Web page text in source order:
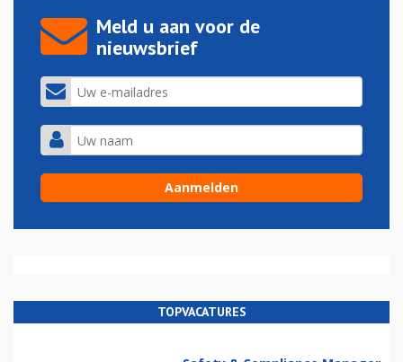
Meld u aan voor de
nieuwsbrief
TOPVACATURES